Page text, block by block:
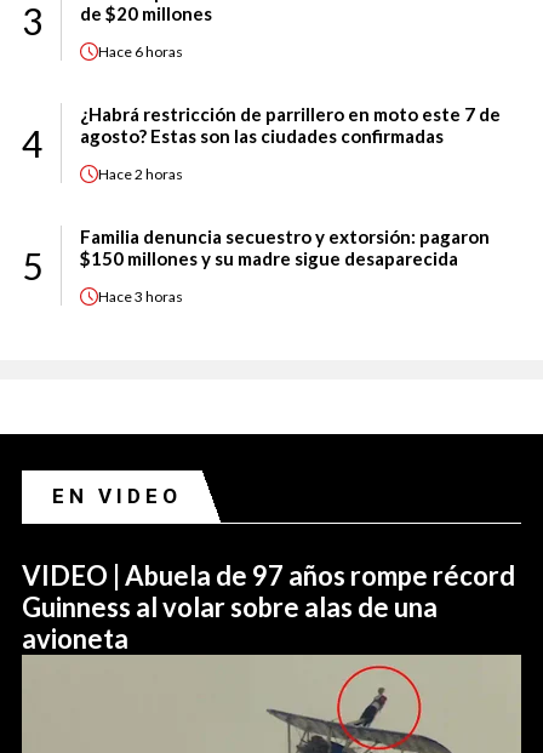
3
de $20 millones
Hace 6 horas
4
¿Habrá restricción de parrillero en moto este 7 de
agosto? Estas son las ciudades confirmadas
Hace2 horas
5
Familia denuncia secuestro y extorsión: pagaron
$150 millones y su madre sigue desaparecida
Hace3 horas
EN VIDEO
VIDEO | Abuela de 97 años rompe récord
Guinness al volar sobre alas de una
avioneta